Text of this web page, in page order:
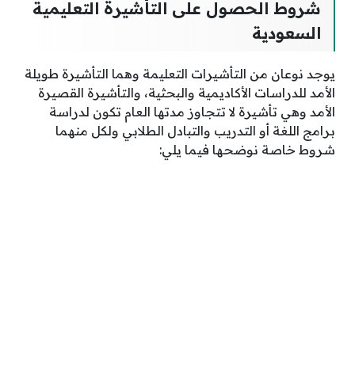
شروط الحصول على التأشيرة التعليمية
السعودية
يوجد نوعان من التأشيرات التعليمة وهما التأشيرة طويلة
الأمد للدراسات الأكاديمية والبحثية، والتأشيرة القصيرة
الأمد وهي تأشيرة لا تتجاوز مدتها العام تكون لدراسة
برامج اللغة أو التدريب والتبادل الطلابي ولكل منهما
شروط خاصة نوضحها فيما يلي: